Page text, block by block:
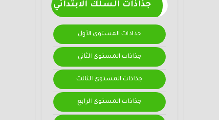
جذاذات السلك الابتدائي
جذاذات المستوى الأول
جذاذات المستوى الثاني
جذاذات المستوى الثالث
جذاذات المستوى الرابع